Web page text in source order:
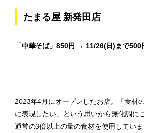
たまる屋 新発田店
「中華そば」850円 → 11/26(日)まで500
2023年4月にオープンしたお店。「食材
に表現したい」という思いから無化調に
通常の3倍以上の量の食材を使用していま